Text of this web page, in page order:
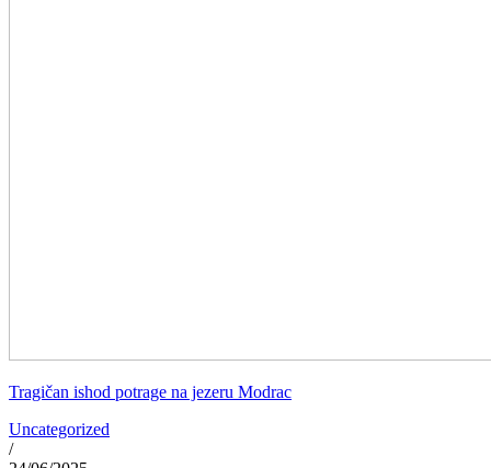
Tragičan ishod potrage na jezeru Modrac
Uncategorized
/